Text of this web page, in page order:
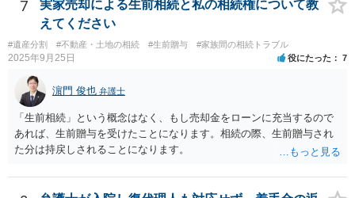
・生存中はあなたの生活費・介護費に優先充当 ・残余を友人や慈善団
体へ と使途を厳格に指定。相続ではなく信託帰属になるため、子の関
与を大きく排除できます。 ②遺言＋生命保険の組合せ 生活資金は手元
に残し、余剰資金で受取人を友人・団体にした保険を活用。保険金は
相続財産とは別枠で、遺留分対策にも有効と思われます。 ③負担付死
因贈与 「介護・見守り等を条件に、死亡時に財産を渡す」契約。条件
不履行なら無効にでき、老後の安心を担保できます。 ④ 寄附予約＋解
除条件 慈善団体への寄附を予約しつつ、資金不足時は解除できる条項
を設定。 などがあり得るかと思われます。
7
実家売却による生前相続と私の相続権について教
えてください
#遺産分割 #不動産・土地の相続 #生前贈与 #家族間の相続トラブル
2025年9月25日 役にたった 7
濵門 俊也 弁護士
「生前相続」という概念はなく、もし売却金をローンに充当するので
あれば、生前贈与を受けたことになります。相続の際、生前贈与され
た分は持戻しされることになります。